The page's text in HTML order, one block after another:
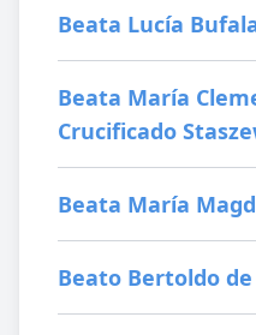
Beata Lucía
Beata María
Crucificado
Beata María
Beato Bertoldo